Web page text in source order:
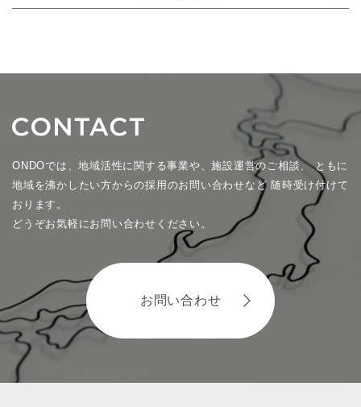
ONDOでは、地域活性に関する事業や、施設運営のご相談、ともに
地域を沸かしたい方からの採用のお問い合わせなど 随時受け付けて
おります。
どうぞお気軽にお問い合わせください。
お問い合わせ